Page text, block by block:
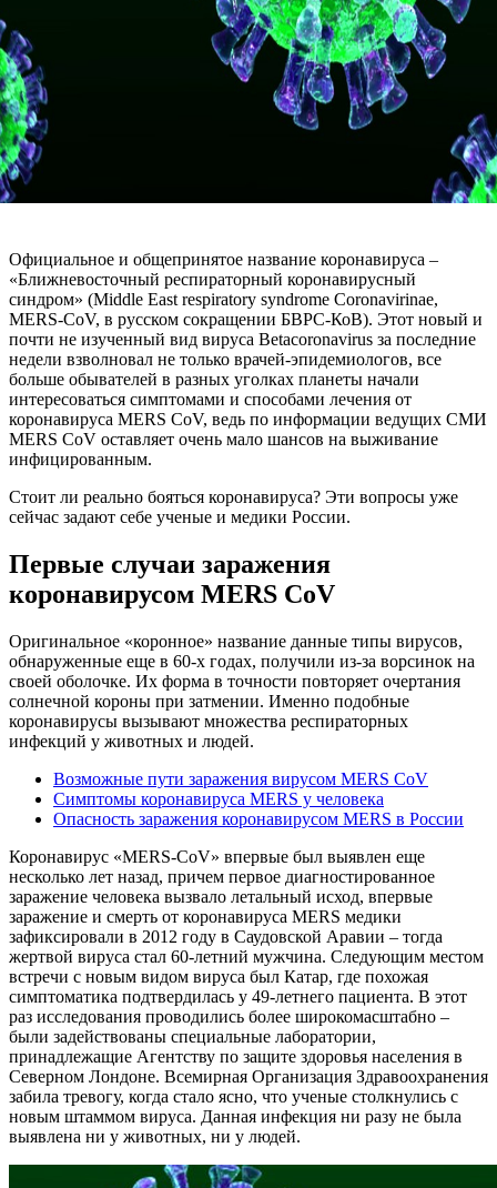
Официальное и общепринятое название коронавируса –
«Ближневосточный респираторный коронавирусный
синдром» (Middle East respiratory syndrome Coronavirinae,
MERS-CoV, в русском сокращении БВРС-КоВ). Этот новый и
почти не изученный вид вируса Betacoronavirus за последние
недели взволновал не только врачей-эпидемиологов, все
больше обывателей в разных уголках планеты начали
интересоваться симптомами и способами лечения от
коронавируса MERS CoV, ведь по информации ведущих СМИ
MERS CoV оставляет очень мало шансов на выживание
инфицированным.
Стоит ли реально бояться коронавируса? Эти вопросы уже
сейчас задают себе ученые и медики России.
Первые случаи заражения
коронавирусом MERS CoV
Оригинальное «коронное» название данные типы вирусов,
обнаруженные еще в 60-х годах, получили из-за ворсинок на
своей оболочке. Их форма в точности повторяет очертания
солнечной короны при затмении. Именно подобные
коронавирусы вызывают множества респираторных
инфекций у животных и людей.
Возможные пути заражения вирусом MERS CoV
Симптомы коронавируса MERS у человека
Опасность заражения коронавирусом MERS в России
Коронавирус «MERS-CoV» впервые был выявлен еще
несколько лет назад, причем первое диагностированное
заражение человека вызвало летальный исход, впервые
заражение и смерть от коронавируса MERS медики
зафиксировали в 2012 году в Саудовской Аравии – тогда
жертвой вируса стал 60-летний мужчина. Следующим местом
встречи с новым видом вируса был Катар, где похожая
симптоматика подтвердилась у 49-летнего пациента. В этот
раз исследования проводились более широкомасштабно –
были задействованы специальные лаборатории,
принадлежащие Агентству по защите здоровья населения в
Северном Лондоне. Всемирная Организация Здравоохранения
забила тревогу, когда стало ясно, что ученые столкнулись с
новым штаммом вируса. Данная инфекция ни разу не была
выявлена ни у животных, ни у людей.